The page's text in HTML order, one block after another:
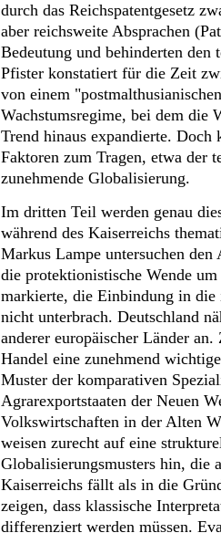
durch das Reichspatentgesetz
aber reichsweite Absprachen
Bedeutung und behinderten
Pfister konstatiert für die Zeit
von einem
Wachstumsregime, bei dem die
Trend hinaus expandierte. Doch
Faktoren zum Tragen, etwa der
zunehmende Globalisierung.
Im dritten Teil werden genau
während des Kaiserreichs
Markus Lampe untersuchen den
die protektionistische Wende
markierte, die Einbindung in
nicht unterbrach. Deutschland
anderer europäischer Länder
Handel eine zunehmend
Muster der komparativen
Agrarexportstaaten der Neuen
Volkswirtschaften in der Alten
weisen zurecht auf eine
Globalisierungsmusters hin, die
Kaiserreichs fällt als in die
zeigen, dass klassische
differenziert werden müssen.